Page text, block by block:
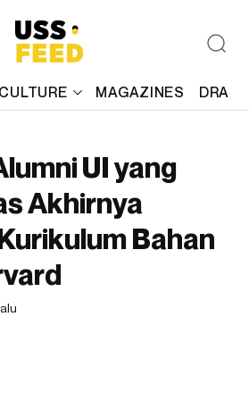
MAGAZINES
UI yang
Akhirnya
Bahan